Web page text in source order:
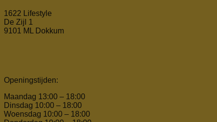
1622 Lifestyle
De Zijl 1
9101 ML Dokkum
Openingstijden:
Maandag 13:00 – 18:00
Dinsdag 10:00 – 18:00
Woensdag 10:00 – 18:00